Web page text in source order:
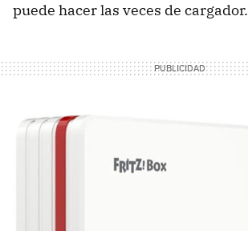
puede hacer las veces de cargador.